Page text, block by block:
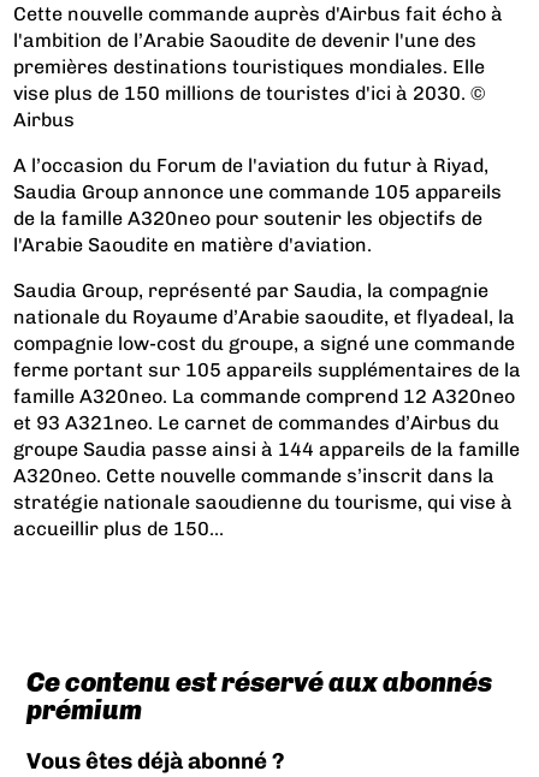
Cette nouvelle commande auprès d'Airbus fait écho à
l'ambition de l’Arabie Saoudite de devenir l'une des
premières destinations touristiques mondiales. Elle
vise plus de 150 millions de touristes d'ici à 2030. ©
Airbus
A l’occasion du Forum de l'aviation du futur à Riyad,
Saudia Group annonce une commande 105 appareils
de la famille A320neo pour soutenir les objectifs de
l'Arabie Saoudite en matière d'aviation.
Saudia Group, représenté par Saudia, la compagnie
nationale du Royaume d’Arabie saoudite, et flyadeal, la
compagnie low-cost du groupe, a signé une commande
ferme portant sur 105 appareils supplémentaires de la
famille A320neo. La commande comprend 12 A320neo
et 93 A321neo. Le carnet de commandes d’Airbus du
groupe Saudia passe ainsi à 144 appareils de la famille
A320neo. Cette nouvelle commande s’inscrit dans la
stratégie nationale saoudienne du tourisme, qui vise à
accueillir plus de 150...
Ce contenu est réservé aux abonnés
prémium
Vous êtes déjà abonné ?